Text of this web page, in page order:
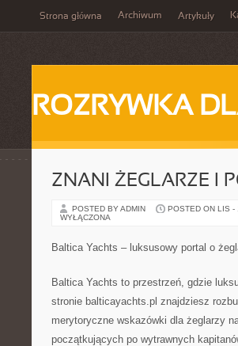
Strona główna Archiwum Artykuły
ROZRYWKA
ZNANI ŻEGLARZE I
POSTED BY ADMIN POSTED ON LIS -
WYŁĄCZONA
Baltica Yachts – luksusowy portal o
Baltica Yachts to przestrzeń, gdzie
stronie balticayachts.pl znajdziesz
merytoryczne wskazówki dla żeglarzy
początkujących po wytrawnych